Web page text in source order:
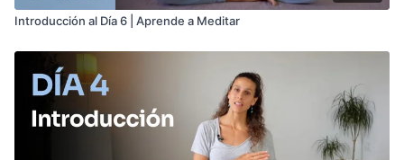
Introducción al Día 6 | Aprende a Meditar